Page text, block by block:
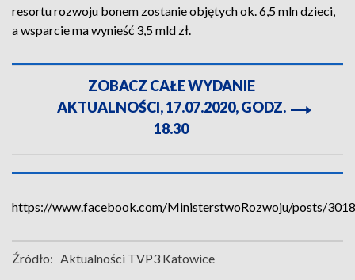
resortu rozwoju bonem zostanie objętych ok. 6,5 mln dzieci,
a wsparcie ma wynieść 3,5 mld zł.
ZOBACZ CAŁE WYDANIE
AKTUALNOŚCI, 17.07.2020, GODZ.
18.30
https://www.facebook.com/MinisterstwoRozwoju/posts/
Źródło: Aktualności TVP3 Katowice